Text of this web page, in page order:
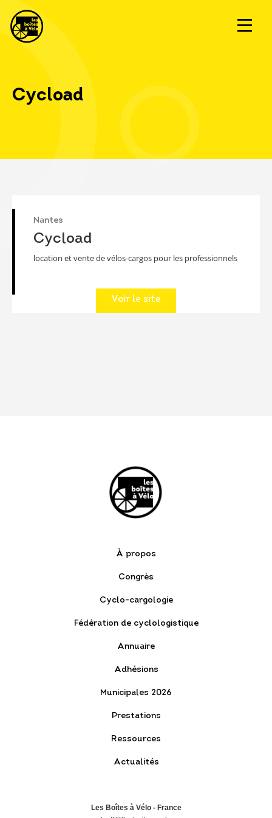
Cycload
Nantes
Cycload
location et vente de vélos-cargos pour les professionnels
Voir le site
À propos
Congrès
Cyclo-cargologie
Fédération de cyclologistique
Annuaire
Adhésions
Municipales 2026
Prestations
Ressources
Actualités
Les Boîtes à Vélo - France